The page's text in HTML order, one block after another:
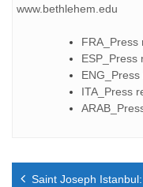
www.bethlehem.edu
FRA_Press
ESP_Press
ENG_Press
ITA_Press
Navigation
Saint Joseph